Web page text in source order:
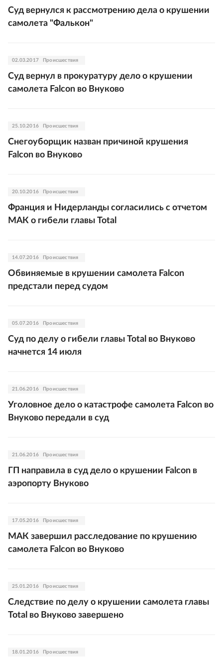
Суд вернулся к рассмотрению дела о крушении
самолета "Фалькон"
02.03.2017 Происшествия
Суд вернул в прокуратуру дело о крушении
самолета Falcon во Внуково
25.10.2016 Происшествия
Снегоуборщик назван причиной крушения
Falcon во Внуково
20.10.2016 Происшествия
Франция и Нидерланды согласились с отчетом
МАК о гибели главы Total
14.07.2016 Происшествия
Обвиняемые в крушении самолета Falcon
предстали перед судом
05.07.2016 Происшествия
Суд по делу о гибели главы Total во Внуково
начнется 14 июля
21.06.2016 Происшествия
Уголовное дело о катастрофе самолета Falcon во
Внуково передали в суд
21.06.2016 Происшествия
ГП направила в суд дело о крушении Falcon в
аэропорту Внуково
17.05.2016 Происшествия
МАК завершил расследование по крушению
самолета Falcon во Внуково
25.01.2016 Происшествия
Следствие по делу о крушении самолета главы
Total во Внуково завершено
18.01.2016 Происшествия